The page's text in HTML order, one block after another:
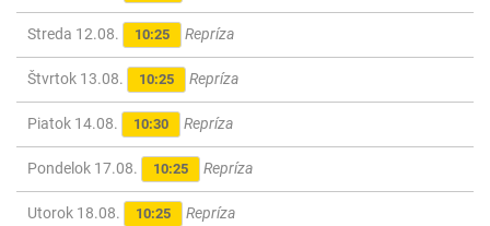
Streda 12.08. 10:25 Repríza
Štvrtok 13.08. 10:25 Repríza
Piatok 14.08. 10:30 Repríza
Pondelok 17.08. 10:25 Repríza
Utorok 18.08. 10:25 Repríza